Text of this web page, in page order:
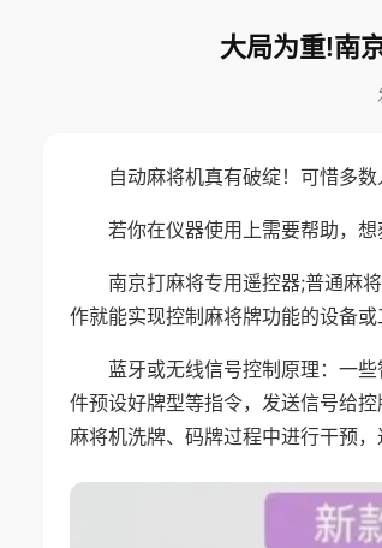
大局为重!南
自动麻将机真有破绽！可惜多
若你在仪器使用上需要帮助，
南京打麻将专用遥控器;普通麻
作就能实现控制麻将牌功能的设备或
蓝牙或无线信号控制原理：一
件预设好牌型等指令，发送信号给
麻将机洗牌、码牌过程中进行干预，